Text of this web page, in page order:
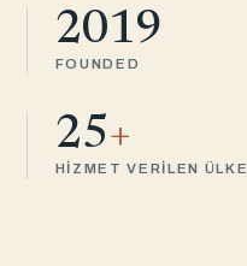
2019
FOUNDED
25+
HIZMET VERILEN ÜLKE